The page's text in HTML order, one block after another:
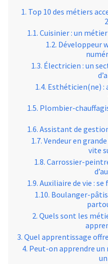
Top 10 des métiers
Cuisinier : un
Développeur
Électricien : un
Esthéticien(ne) :
Plombier-
Assistant de
Vendeur en
vite
Carrossier-
Auxiliaire de vie :
Boulanger-
Quels sont les
Quel apprentissage
Peut-on apprendre un
un